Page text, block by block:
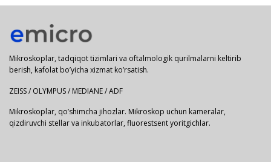
Mikroskoplar, tadqiqot tizimlari va oftalmologik qurilmalarni keltirib
berish, kafolat bo’yicha xizmat ko’rsatish.
ZEISS / OLYMPUS / MEDIANE / ADF
Mikroskoplar, qo’shimcha jihozlar. Mikroskop uchun kameralar,
qizdiruvchi stellar va inkubatorlar, fluorestsent yoritgichlar.